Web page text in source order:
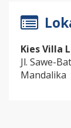
Kies Villa
Jl. Sawe-
Mandalika